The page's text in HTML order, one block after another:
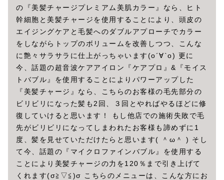
の『美髪チャージプレミアム美肌カラー』なら、ヒト
幹細胞と美髪チャージを使用することにより、頭皮の
エイジングケアと毛髪へのダブルアプローチでカラー
をしながらトップのボリュームを改善しつつ、こんな
に艶々サラサラに仕上がっちゃいます(о´∀`о) 更に
今、話題の超音波ケアアイロン『ケアプロ』&『モイス
トバブル』を使用することによりパワーアップした
『美髪チャージ』なら、こちらのお客様の毛先部分の
ビリビリになった髪も2回、３回とやればやるほどに修
復していけると思います！ もし他店での施術失敗で毛
先がビリビリになってしまわれたお客様も諦めずに1
度、髪を見せていただけたらと思います( ＾ω＾ ) そし
て今、話題の『マイクロファインバブル』を使用する
ことにより美髪チャージの力を120％まで引き上げて
くれます(σ≧▽≦)σ こちらのメニューは、こんな方にお